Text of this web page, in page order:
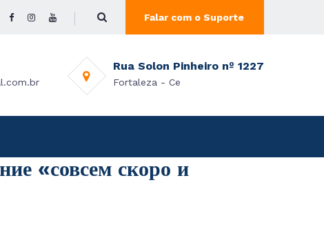
Falar com o Suporte
Rua Solon Pinheiro nº 1227
Fortaleza - Ce
«совсем скоро и